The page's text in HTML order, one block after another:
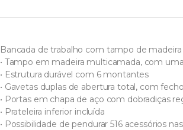
Bancada de trabalho com tampo de madeira
• Tampo em madeira multicamada, com
• Estrutura durável com 6 montantes
• Gavetas duplas de abertura total, com fecho
• Portas em chapa de aço com dobradiças
• Prateleira inferior incluída
• Possibilidade de pendurar 516 acessórios